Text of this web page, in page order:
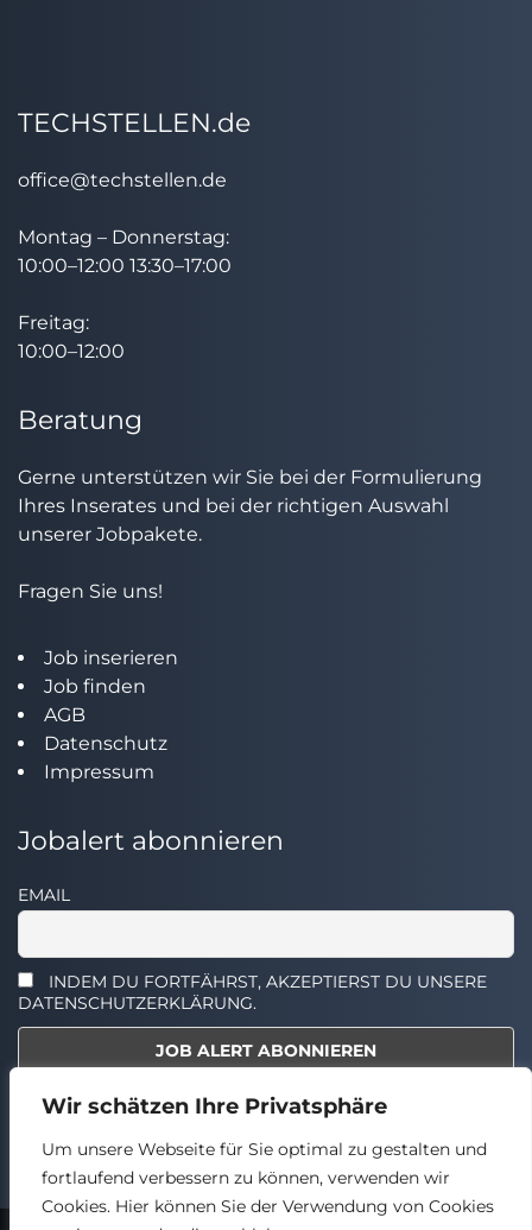
Wir schätzen Ihre Privatsphäre
Um unsere Webseite für Sie optimal zu gestalten und
fortlaufend verbessern zu können, verwenden wir
Cookies. Hier können Sie der Verwendung von Cookies
TECHSTELLEN.de
office@techstellen.de
Montag – Donnerstag:
10:00–12:00 13:30–17:00
Freitag:
10:00–12:00
Beratung
Gerne unterstützen wir Sie bei der Formulierung
Ihres Inserates und bei der richtigen Auswahl
unserer Jobpakete.
Fragen Sie uns!
Job inserieren
Job finden
AGB
Datenschutz
Impressum
Jobalert abonnieren
EMAIL
INDEM DU FORTFÄHRST, AKZEPTIERST DU UNSERE
DATENSCHUTZERKLÄRUNG.
Select the widget you want to show.